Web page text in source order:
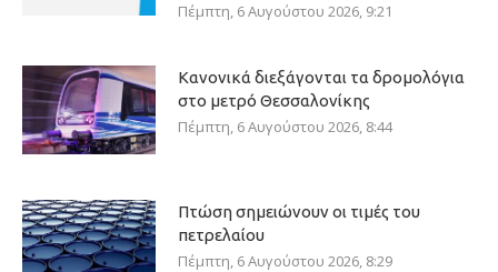
Πέμπτη, 6 Αυγούστου 2026, 9:21
Κανονικά διεξάγονται τα δρομολόγια
στο μετρό Θεσσαλονίκης
Πέμπτη, 6 Αυγούστου 2026, 8:44
Πτώση σημειώνουν οι τιμές του
πετρελαίου
Πέμπτη, 6 Αυγούστου 2026, 8:29